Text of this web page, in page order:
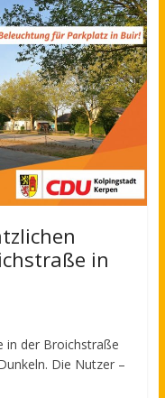
in
in der Broichstraße
Die Nutzer –